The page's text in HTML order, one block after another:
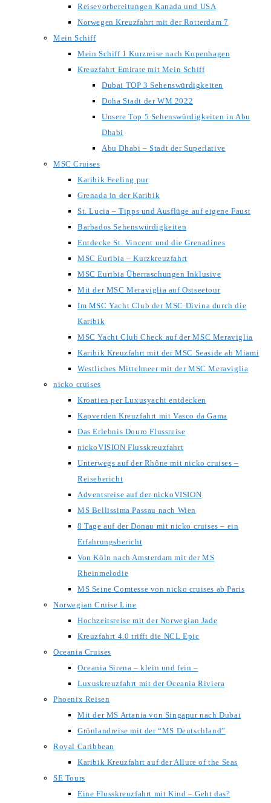
Reisevorbereitungen Kanada und USA
Norwegen Kreuzfahrt mit der Rotterdam 7
Mein Schiff
Mein Schiff 1 Kurzreise nach Kopenhagen
Kreuzfahrt Emirate mit Mein Schiff
Dubai TOP 3 Sehenswürdigkeiten
Doha Stadt der WM 2022
Unsere Top 5 Sehenswürdigkeiten in Abu
Dhabi
Abu Dhabi – Stadt der Superlative
MSC Cruises
Karibik Feeling pur
Grenada in der Karibik
St. Lucia – Tipps und Ausflüge auf eigene Faust
Barbados Sehenswürdigkeiten
Entdecke St. Vincent und die Grenadines
MSC Euribia – Kurzkreuzfahrt
MSC Euribia Überraschungen Inklusive
Mit der MSC Meraviglia auf Ostseetour
Im MSC Yacht Club der MSC Divina durch die
Karibik
MSC Yacht Club Check auf der MSC Meraviglia
Karibik Kreuzfahrt mit der MSC Seaside ab Miami
Westliches Mittelmeer mit der MSC Meraviglia
nicko cruises
Kroatien per Luxusyacht entdecken
Kapverden Kreuzfahrt mit Vasco da Gama
Das Erlebnis Douro Flussreise
nickoVISION Flusskreuzfahrt
Unterwegs auf der Rhône mit nicko cruises –
Reisebericht
Adventsreise auf der nickoVISION
MS Bellissima Passau nach Wien
8 Tage auf der Donau mit nicko cruises – ein
Erfahrungsbericht
Von Köln nach Amsterdam mit der MS
Rheinmelodie
MS Seine Comtesse von nicko cruises ab Paris
Norwegian Cruise Line
Hochzeitsreise mit der Norwegian Jade
Kreuzfahrt 4.0 trifft die NCL Epic
Oceania Cruises
Oceania Sirena – klein und fein –
Luxuskreuzfahrt mit der Oceania Riviera
Phoenix Reisen
Mit der MS Artania von Singapur nach Dubai
Grönlandreise mit der “MS Deutschland”
Royal Caribbean
Karibik Kreuzfahrt auf der Allure of the Seas
SE Tours
Eine Flusskreuzfahrt mit Kind – Geht das?